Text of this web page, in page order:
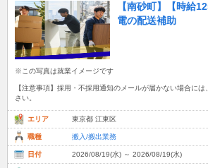
【南砂町】【時給
電の配送補助
※この写真は就業イメージです
【注意事項】採用・不採用通知のメールが届かない場合に
さい。
エリア 東京都 江東区
職種 搬入/搬出業務
日付 2026/08/19(水) ～ 2026/08/19(水)